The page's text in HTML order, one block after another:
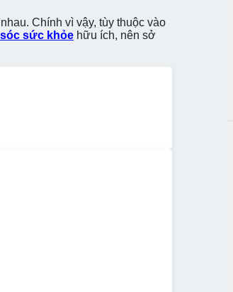
Chính vì vậy, tùy thuộc vào
sức khỏe hữu ích, nên sở